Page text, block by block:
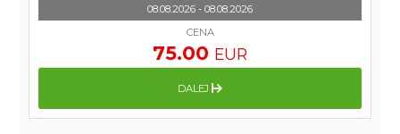
08.08.2026 - 08.08.2026
CENA
75.00 EUR
DALEJ